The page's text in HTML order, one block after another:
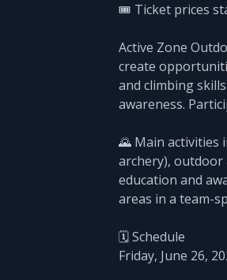
🎟️ Ticket prices
Active Zone
create
and climbing
awareness.
🌄 Main activities
archery), outdoor
education and
areas in a team-
🗓️ Schedule
Friday, June 26,